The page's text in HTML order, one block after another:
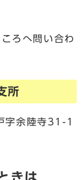
ろへ問い合わ
所
余陸寺31-1
きは